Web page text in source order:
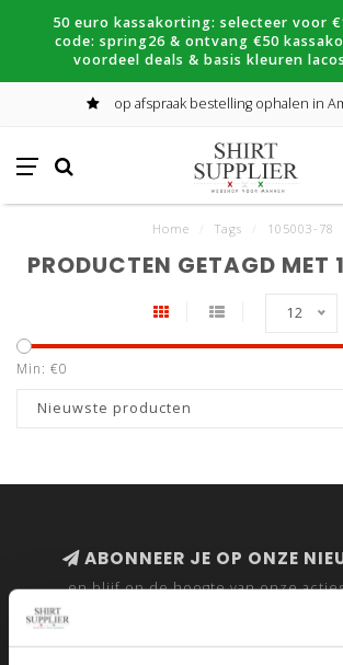
50 euro kassakorting: selecteer voor
code: spring26 & ontvang €50
voordeel deals & basis kleuren
op afspraak bestelling ophalen in
Home Tags 105003-78
PRODUCTEN GETAGD
12
Min: €0
Nieuwste producten
ABONNEER JE OP ONZE
en blijf op de hoogte van onze